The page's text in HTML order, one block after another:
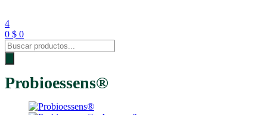
4
0 $ 0
Products
search
Probioessens®